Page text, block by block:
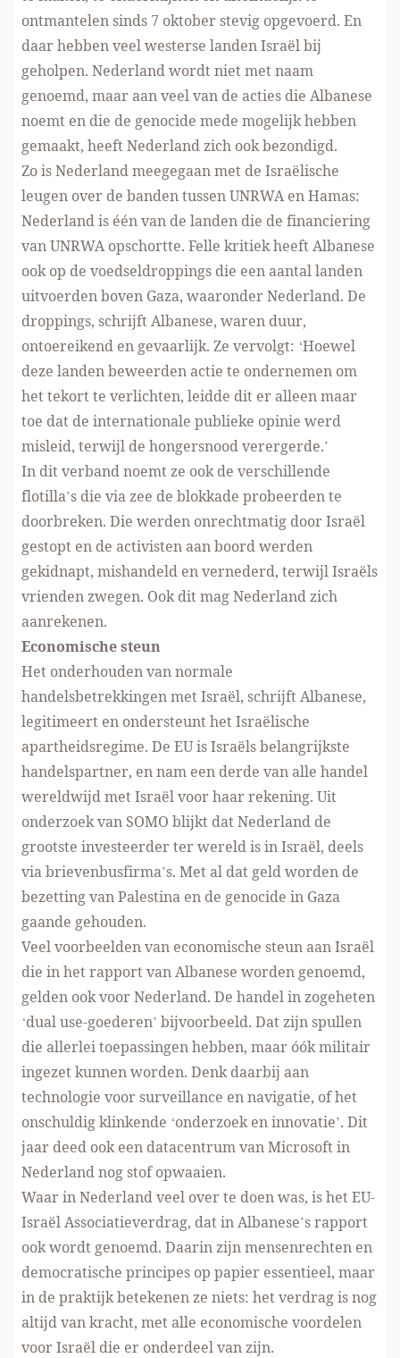
ontmantelensinds 7 oktober stevig opgevoerd. En
daar hebben veel westerse landen Israël bij
geholpen. Nederland wordt niet met naam
genoemd, maar aan veel van de acties die Albanese
noemt en die de genocide mede mogelijk hebben
gemaakt, heeft Nederland zich ook bezondigd.
Zo is Nederland meegegaan met de Israëlische
leugen over de banden tussen UNRWA en Hamas:
Nederland is één van de landen die de financiering
van UNRWA opschortte. Felle kritiek heeft Albanese
ook op de voedseldroppings die een aantal landen
uitvoerden boven Gaza, waaronder Nederland. De
droppings, schrijft Albanese, waren duur,
ontoereikend en gevaarlijk. Ze vervolgt: ‘Hoewel
deze landen beweerden actie te ondernemen om
het tekort te verlichten, leidde dit er alleen maar
toe dat de internationale publieke opinie werd
misleid, terwijl de hongersnood verergerde.’
In dit verband noemt ze ook de verschillende
flotilla’s die via zee de blokkade probeerden te
doorbreken. Die werden onrechtmatig door Israël
gestopt en de activisten aan boord werden
gekidnapt, mishandeld en vernederd, terwijl Israëls
vrienden zwegen. Ook dit mag Nederland zich
aanrekenen.
Economische steun
Het onderhouden van normale
handelsbetrekkingen met Israël, schrijft Albanese,
legitimeert en ondersteunt het Israëlische
apartheidsregime. De EU is Israëls belangrijkste
handelspartner, en nam een derde van alle handel
wereldwijd met Israël voor haar rekening. Uit
onderzoek van SOMO blijkt dat Nederland de
grootste investeerder ter wereld is in Israël, deels
via brievenbusfirma’s. Met al dat geld worden de
bezetting van Palestina en de genocide in Gaza
gaande gehouden.
Veel voorbeelden van economische steun aan Israël
die in het rapport van Albanese worden genoemd,
gelden ook voor Nederland. De handel in zogeheten
‘dual use-goederen’ bijvoorbeeld. Dat zijn spullen
die allerlei toepassingen hebben, maar óók militair
ingezet kunnen worden. Denk daarbij aan
technologie voor surveillance en navigatie, of het
onschuldig klinkende ‘onderzoek en innovatie’. Dit
jaar deed ook een datacentrum van Microsoft in
Nederlandnog stof opwaaien.
Waar in Nederland veel over te doen was, is het EU-
Israël Associatieverdrag, dat in Albanese’s rapport
ook wordt genoemd. Daarin zijn mensenrechten en
democratische principes op papier essentieel, maar
in de praktijk betekenen ze niets: het verdrag is nog
altijd van kracht, met alle economische voordelen
voor Israël die er onderdeel van zijn.